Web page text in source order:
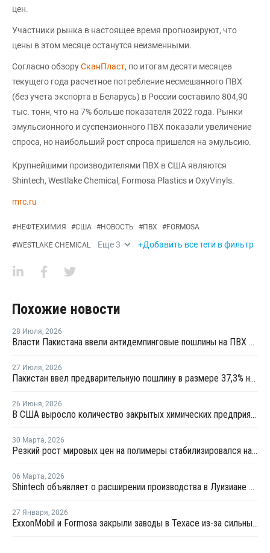
цен.
Участники рынка в настоящее время прогнозируют, что
цены в этом месяце останутся неизменными.
Согласно обзоруСканПласт, по итогам десяти месяцев
текущего года расчетное потребление несмешанного ПВХ
(без учета экспорта в Беларусь) в России составило 804,90
тыс. тонн, что на 7% больше показателя 2022 года. Рынки
эмульсионного и суспензионного ПВХ показали увеличение
спроса, но наибольший рост спроса пришелся на эмульсию.
Крупнейшими производителями ПВХ в США являются
Shintech, Westlake Chemical, Formosa Plastics и OxyVinyls.
mrc.ru
#НЕФТЕХИМИЯ #США #НОВОСТЬ #ПВХ #FORMOSA
#WESTLAKE CHEMICAL Еще3 +Добавить все теги в фильтр
Похожие новости
28 Июля, 2026
Власти Пакистана ввели антидемпинговые пошлины на ПВХ из США и Индонезии
27 Июля, 2026
Пакистан ввел предварительную пошлину в размере 37,3% на ПВХ
26 Июня, 2026
В США выросло количество закрытых химических предприятий
30 Марта, 2026
Резкий рост мировых цен на полимеры стабилизировался на уровнях 2022 года
06 Марта, 2026
Shintech объявляет о расширении производства в Луизиане на USD3,4 млрд
27 Января, 2026
ExxonMobil и Formosa закрыли заводы в Техасе из-за сильных морозов